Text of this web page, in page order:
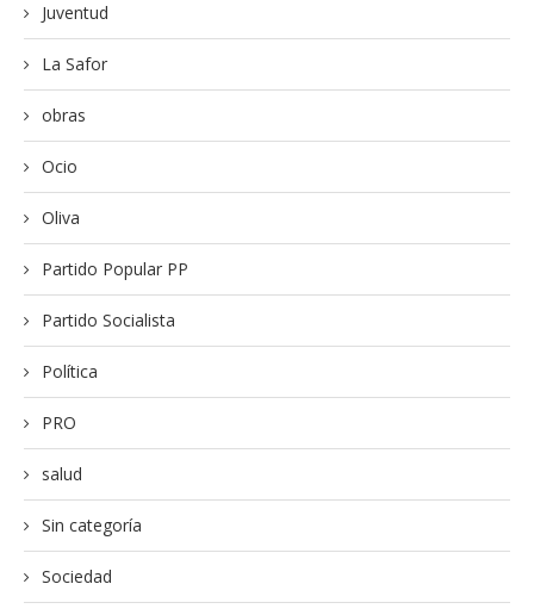
Juventud
La Safor
obras
Ocio
Oliva
Partido Popular PP
Partido Socialista
Política
PRO
salud
Sin categoría
Sociedad